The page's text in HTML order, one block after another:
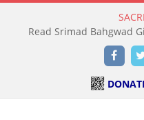
Read Srimad Bahgwad